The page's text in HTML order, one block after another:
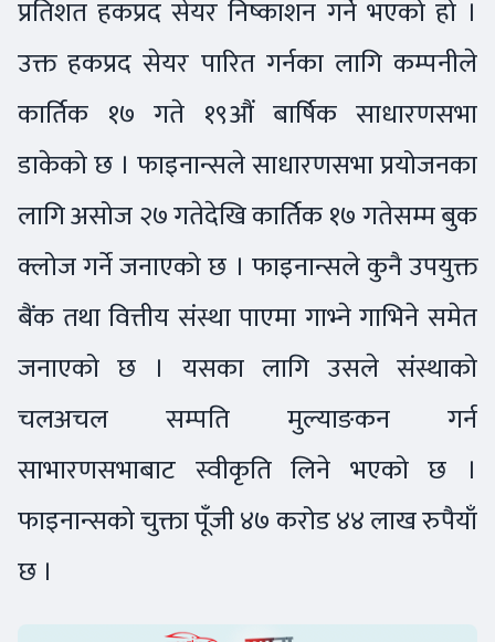
प्रतिशत हकप्रद सेयर निष्काशन गर्ने भएको हो ।
उक्त हकप्रद सेयर पारित गर्नका लागि कम्पनीले
कार्तिक १७ गते १९औं बार्षिक साधारणसभा
डाकेको छ । फाइनान्सले साधारणसभा प्रयोजनका
लागि असोज २७ गतेदेखि कार्तिक १७ गतेसम्म बुक
क्लोज गर्ने जनाएको छ । फाइनान्सले कुनै उपयुक्त
बैंक तथा वित्तीय संस्था पाएमा गाभ्ने गाभिने समेत
जनाएको छ । यसका लागि उसले संस्थाको
चलअचल सम्पति मुल्याङकन गर्न
साभारणसभाबाट स्वीकृति लिने भएको छ ।
फाइनान्सको चुक्ता पूँजी ४७ करोड ४४ लाख रुपैयाँ
छ ।